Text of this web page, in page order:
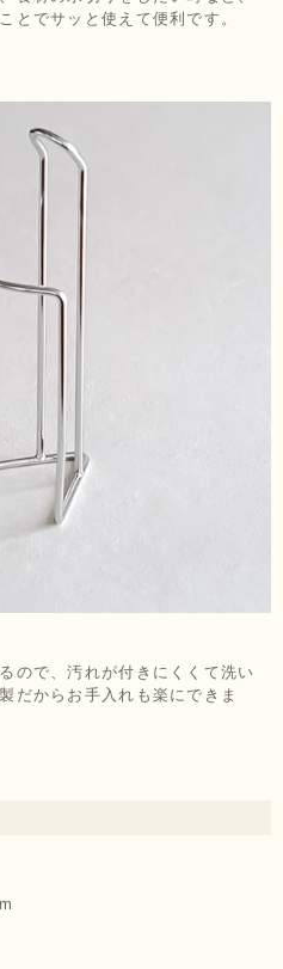
とでサッと使えて便利です。
ので、汚れが付きにくくて洗い
だからお手入れも楽にできま